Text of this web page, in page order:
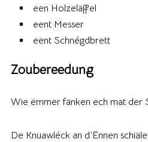
een Holzeläffel
eent Messer
eent Schnégdbrett
Zoubereedung
Wie ëmmer fänken ech mat der
De Knuawléck an d’Ënnen